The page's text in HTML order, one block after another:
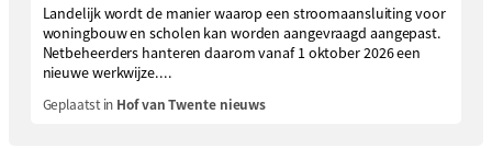
Landelijk wordt de manier waarop een stroomaansluiting voor
woningbouw en scholen kan worden aangevraagd aangepast.
Netbeheerders hanteren daarom vanaf 1 oktober 2026 een
nieuwe werkwijze....
Geplaatst in Hof van Twente nieuws